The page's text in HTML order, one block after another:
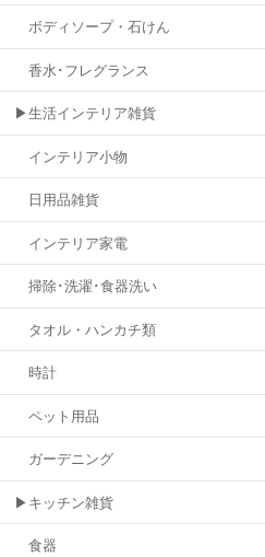
ボディソープ・石けん
香水･フレグランス
▶生活インテリア雑貨
インテリア小物
日用品雑貨
インテリア家電
掃除･洗濯･食器洗い
タオル・ハンカチ類
時計
ペット用品
ガーデニング
▶キッチン雑貨
食器